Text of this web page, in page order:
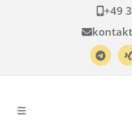
+49